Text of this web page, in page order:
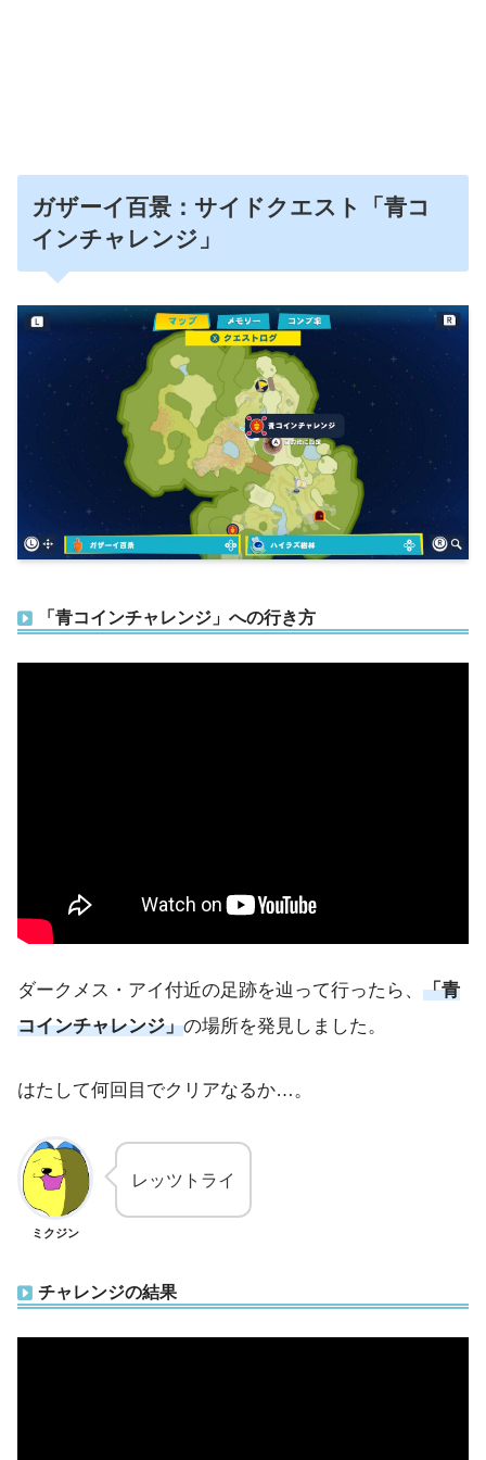
ガザーイ百景：サイドクエスト「青コ
インチャレンジ」
「青コインチャレンジ」への行き方
ダークメス・アイ付近の足跡を辿って行ったら、 「青
コインチャレンジ」の場所を発見しました。
はたして何回目でクリアなるか…。
ミクジン
レッツトライ
チャレンジの結果